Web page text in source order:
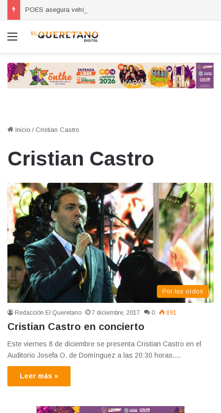
Menú
Inicio / Cristian Castro
Cristian Castro
Por los oídos
Redacción El Queretano 7 diciembre, 2017 0 891
Cristian Castro en concierto
Este viernes 8 de diciembre se presenta Cristian Castro en el
Auditorio Josefa O. de Domínguez a las 20:30 horas.…
Leer más »